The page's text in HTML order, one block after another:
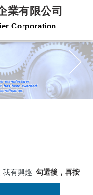
我有興趣 勾選後，再按
業有限公司
Corporation